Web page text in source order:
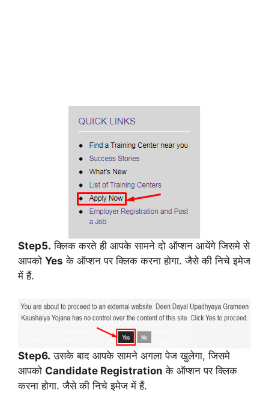
Step5. क्लिक करते ही आपके सामने दो ऑप्शन आयेंगे जिसमे से
आपको Yes के ऑप्शन पर क्लिक करना होगा. जैसे की निचे इमेज
में हैं.
Step6. उसके बाद आपके सामने अगला पेज खुलेगा, जिसमे
आपको Candidate Registration के ऑप्शन पर क्लिक
करना होगा. जैसे की निचे इमेज में हैं.